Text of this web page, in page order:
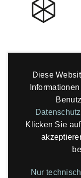
Diese
Klicken Sie
Nur